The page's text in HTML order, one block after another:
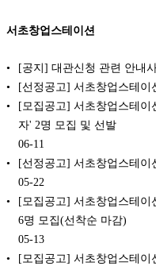
서초창업스테이션
[공지] 대관신청 관련 안내
[선정공고] 서초창업스테이
[모집공고] 서초창업스테이
자' 2명 모집 및 선발
06-11
[선정공고] 서초창업스테이
05-22
[모집공고] 서초창업스테이
6명 모집(선착순 마감)
05-13
[모집공고] 서초창업스테이